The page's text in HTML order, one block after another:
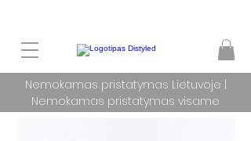
Nemokamas pristatymas Lietuvoje |
Nemokamas pristatymas visame